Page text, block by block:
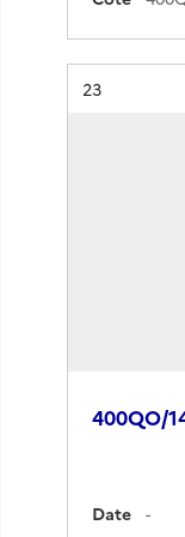
Résultat n°
23
400QO/
Date -